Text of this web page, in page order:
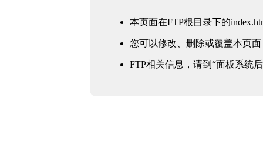
本页面在FTP根目录下的
您可以修改、删除或覆盖本页面
FTP相关信息，请到“面板系统